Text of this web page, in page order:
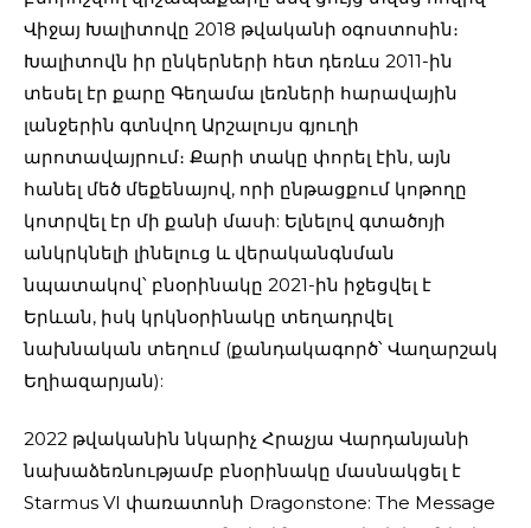
Վիջայ Խալիտովը 2018 թվականի օգոստոսին։
Խալիտովն իր ընկերների հետ դեռևս 2011-ին
տեսել էր քարը Գեղամա լեռների հարավային
լանջերին գտնվող Արշալույս գյուղի
արոտավայրում։ Քարի տակը փորել էին, այն
հանել մեծ մեքենայով, որի ընթացքում կոթողը
կոտրվել էր մի քանի մասի: Ելնելով գտածոյի
անկրկնելի լինելուց և վերականգնման
նպատակով՝ բնօրինակը 2021-ին իջեցվել է
Երևան, իսկ կրկնօրինակը տեղադրվել
նախնական տեղում (քանդակագործ՝ Վաղարշակ
Եղիազարյան):
2022 թվականին նկարիչ Հրաչյա Վարդանյանի
նախաձեռնությամբ բնօրինակը մասնակցել է
Starmus VI փառատոնի Dragonstone: The Message